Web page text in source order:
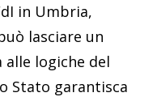
in Umbria,
lasciare un
logiche del
Stato garantisca